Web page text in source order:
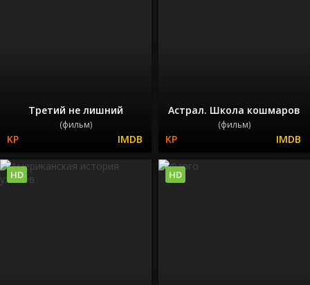
Третий не лишний
(фильм)
Астрал. Школа кошмаров
(фильм)
HD HD